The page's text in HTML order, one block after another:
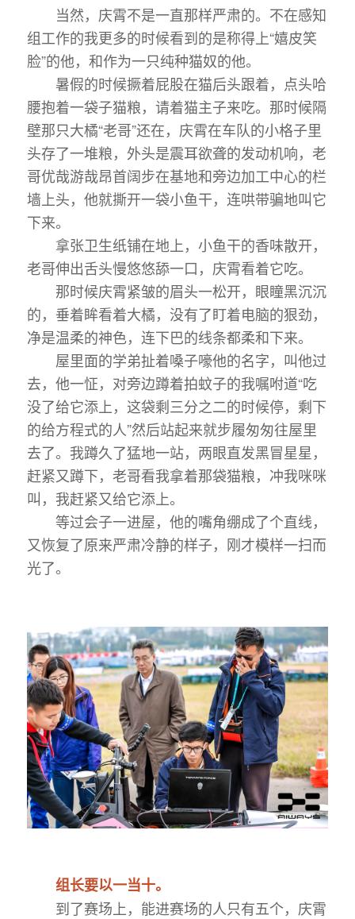
当然，庆霄不是一直那样严肃的。不在感知
组工作的我更多的时候看到的是称得上“嬉皮笑
脸”的他，和作为一只纯种猫奴的他。
暑假的时候撅着屁股在猫后头跟着，点头哈
腰抱着一袋子猫粮，请着猫主子来吃。那时候隔
壁那只大橘“老哥”还在，庆霄在车队的小格子里
头存了一堆粮，外头是震耳欲聋的发动机响，老
哥优哉游哉昂首阔步在基地和旁边加工中心的栏
墙上头，他就撕开一袋小鱼干，连哄带骗地叫它
下来。
拿张卫生纸铺在地上，小鱼干的香味散开，
老哥伸出舌头慢悠悠舔一口，庆霄看着它吃。
那时候庆霄紧皱的眉头一松开，眼瞳黑沉沉
的，垂着眸看着大橘，没有了盯着电脑的狠劲，
净是温柔的神色，连下巴的线条都柔和下来。
屋里面的学弟扯着嗓子嚎他的名字，叫他过
去，他一怔，对旁边蹲着拍蚊子的我嘱咐道“吃
没了给它添上，这袋剩三分之二的时候停，剩下
的给方程式的人”然后站起来就步履匆匆往屋里
去了。我蹲久了猛地一站，两眼直发黑冒星星，
赶紧又蹲下，老哥看我拿着那袋猫粮，冲我咪咪
叫，我赶紧又给它添上。
等过会子一进屋，他的嘴角绷成了个直线，
又恢复了原来严肃冷静的样子，刚才模样一扫而
光了。
组长要以一当十。
到了赛场上，能进赛场的人只有五个，庆霄